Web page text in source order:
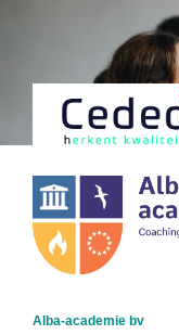
Alle
Alle opleidingen
Kennisdossiers
Alba-academie bv